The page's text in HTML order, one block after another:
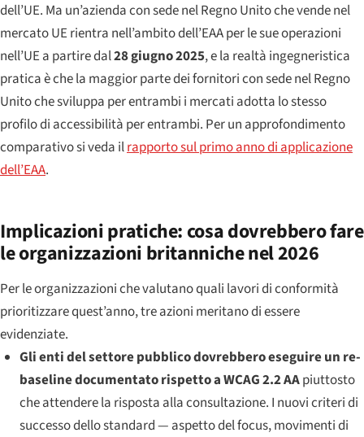
dell’UE. Ma un’azienda con sede nel Regno Unito che vende nel
mercato UE rientra nell’ambito dell’EAA per le sue operazioni
nell’UE a partire dal28 giugno 2025, e la realtà ingegneristica
pratica è che la maggior parte dei fornitori con sede nel Regno
Unito che sviluppa per entrambi i mercati adotta lo stesso
profilo di accessibilità per entrambi. Per un approfondimento
comparativo si veda ilrapporto sul primo anno di applicazione
dell’EAA.
Implicazioni pratiche: cosa dovrebbero fare
le organizzazioni britanniche nel 2026
Per le organizzazioni che valutano quali lavori di conformità
prioritizzare quest’anno, tre azioni meritano di essere
evidenziate.
Gli enti del settore pubblico dovrebbero eseguire un re-
baseline documentato rispetto a WCAG 2.2 AApiuttosto
che attendere la risposta alla consultazione. I nuovi criteri di
successo dello standard — aspetto del focus, movimenti di